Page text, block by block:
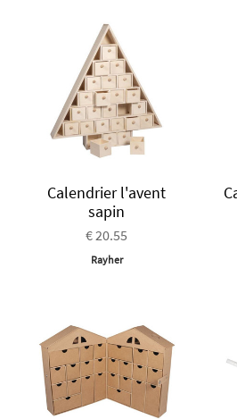
Calendrier l'avent
sapin
€ 20.55
Rayher